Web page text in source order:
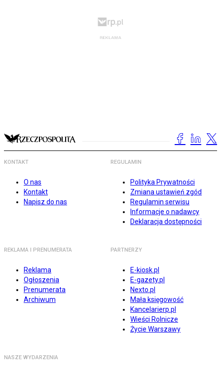
KONTAKT
O nas
Kontakt
Napisz do nas
REGULAMIN
Polityka Prywatności
Zmiana ustawień zgód
Regulamin serwisu
Informacje o nadawcy
Deklaracja dostępności
REKLAMA I PRENUMERATA
Reklama
Ogłoszenia
Prenumerata
Archiwum
PARTNERZY
E-kiosk.pl
E-gazety.pl
Nexto.pl
Mała księgowość
Kancelarierp.pl
Wieści Rolnicze
Życie Warszawy
NASZE WYDARZENIA